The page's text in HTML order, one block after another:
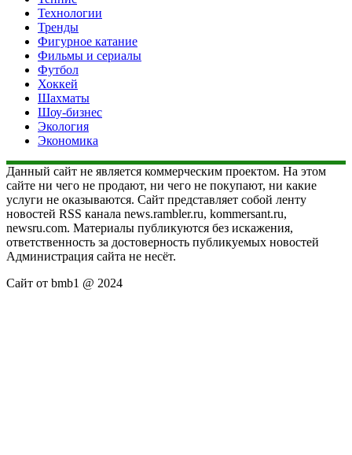
Технологии
Тренды
Фигурное катание
Фильмы и сериалы
Футбол
Хоккей
Шахматы
Шоу-бизнес
Экология
Экономика
Данный сайт не является коммерческим проектом. На этом
сайте ни чего не продают, ни чего не покупают, ни какие
услуги не оказываются. Сайт представляет собой ленту
новостей RSS канала news.rambler.ru, kommersant.ru,
newsru.com. Материалы публикуются без искажения,
ответственность за достоверность публикуемых новостей
Администрация сайта не несёт.
Сайт от bmb1 @ 2024